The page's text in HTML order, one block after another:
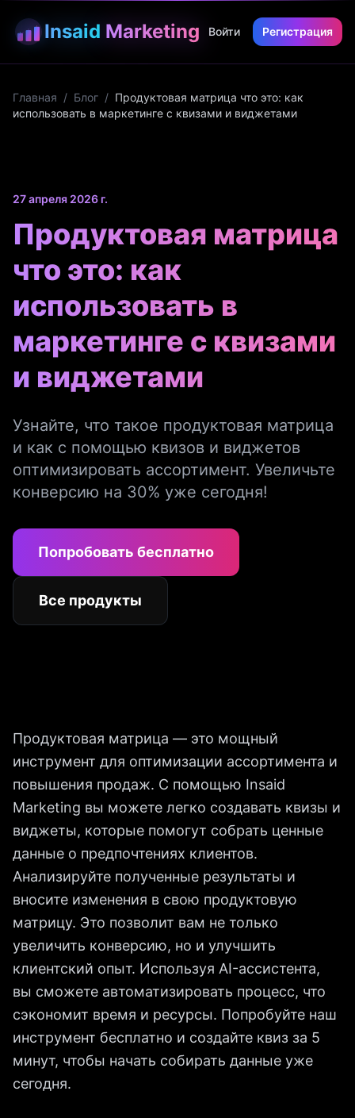
Insaid Marketing Войти Регистрация
Главная / Блог / Продуктовая матрица что это: как
использовать в маркетинге с квизами и виджетами
27 апреля 2026 г.
Продуктовая матрица
что это: как
использовать в
маркетинге с квизами
и виджетами
Узнайте, что такое продуктовая матрица
и как с помощью квизов и виджетов
оптимизировать ассортимент. Увеличьте
конверсию на 30% уже сегодня!
Попробовать бесплатно
Все продукты
Продуктовая матрица — это мощный
инструмент для оптимизации ассортимента и
повышения продаж. С помощью Insaid
Marketing вы можете легко создавать квизы и
виджеты, которые помогут собрать ценные
данные о предпочтениях клиентов.
Анализируйте полученные результаты и
вносите изменения в свою продуктовую
матрицу. Это позволит вам не только
увеличить конверсию, но и улучшить
клиентский опыт. Используя AI-ассистента,
вы сможете автоматизировать процесс, что
сэкономит время и ресурсы. Попробуйте наш
инструмент бесплатно и создайте квиз за 5
минут, чтобы начать собирать данные уже
сегодня.